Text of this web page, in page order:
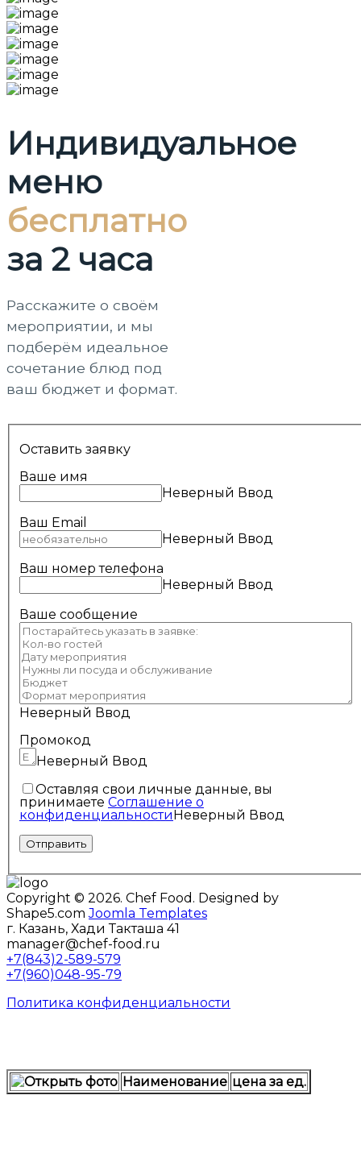
Индивидуальное
меню
бесплатно
за 2 часа
Расскажите о своём
мероприятии, и мы
подберём идеальное
сочетание блюд под
ваш бюджет и формат.
Оставить заявку
Ваше имя
Неверный Ввод
Ваш Email
Неверный Ввод
Ваш номер телефона
Неверный Ввод
Ваше сообщение
Неверный Ввод
Промокод
Неверный Ввод
Оставляя свои личные данные, вы
принимаете Соглашение о
конфиденциальностиНеверный Ввод
Copyright © 2026. Chef Food. Designed by
Shape5.comJoomla Templates
г. Казань, Хади Такташа 41
manager@chef-food.ru
+7(843)2-589-579
+7(960)048-95-79
Политика конфиденциальности
Наименование цена за ед.